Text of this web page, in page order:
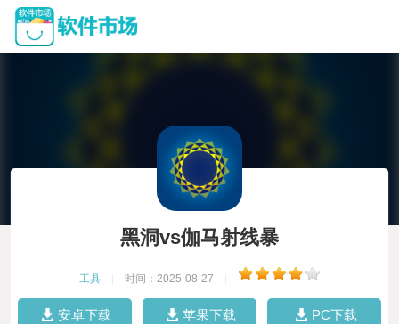
黑洞vs伽马射线暴
工具 时间：2025-08-27
安卓下载 苹果下载 PC下载